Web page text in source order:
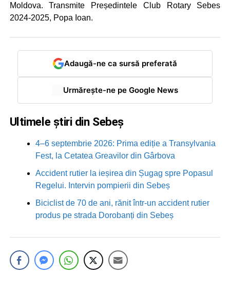
Moldova. Transmite Președintele Club Rotary Sebes
2024-2025, Popa Ioan.
Adaugă-ne ca sursă preferată
Urmărește-ne pe Google News
Ultimele știri din Sebeș
4–6 septembrie 2026: Prima ediție a Transylvania
Fest, la Cetatea Greavilor din Gârbova
Accident rutier la ieșirea din Șugag spre Popasul
Regelui. Intervin pompierii din Sebeș
Biciclist de 70 de ani, rănit într-un accident rutier
produs pe strada Dorobanți din Sebeș